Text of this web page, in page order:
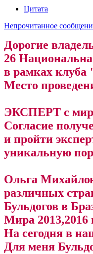
Цитата
Непрочитанное
Дорогие
26
в рамках
Место
ЭКСПЕРТ с
Согласие
и пройти
уникальную
Ольга
различных
Бульдогов в
Мира 2013,2016
На сегодня в
Для меня